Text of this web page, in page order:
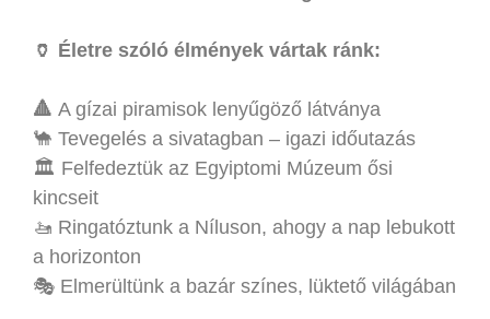
🏺 Életre szóló élmények vártak ránk:
🔺 A gízai piramisok lenyűgöző látványa
🐪 Tevegelés a sivatagban – igazi időutazás
🏛️ Felfedeztük az Egyiptomi Múzeum ősi
kincseit
🚤 Ringatóztunk a Níluson, ahogy a nap lebukott
a horizonton
🎭 Elmerültünk a bazár színes, lüktető világában